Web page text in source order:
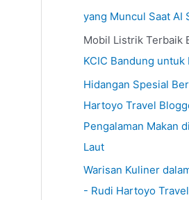
yang Muncul Saat AI
Mobil Listrik Terbaik
KCIC Bandung untuk
Hidangan Spesial
Hartoyo Travel
Pengalaman Makan
Laut
Warisan Kuliner
- Rudi Hartoyo